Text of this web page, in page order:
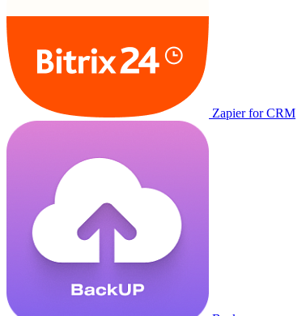
Zapier for CRM